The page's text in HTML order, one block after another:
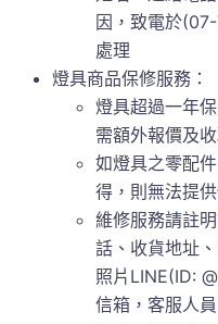
因，致電於
處理
燈具商品保修服務：
燈具超過一年
需額外報價及
如燈具之零配
得，則無法提
維修服務請註
話、收貨地址
照片LINE(ID:
信箱，客服人